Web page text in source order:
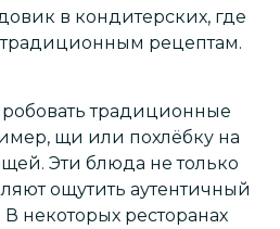
в кондитерских, где
рецептам.
традиционные
щи или похлёбку на
Эти блюда не только
ощутить аутентичный
некоторых ресторанах